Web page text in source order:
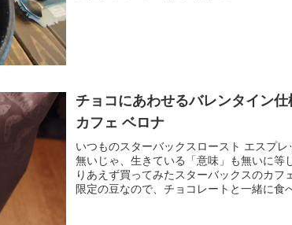
チョコにあわせるバレンタイン
カフェ ベロナ
いつものスターバックスロースト エスプ
無いじゃ、生きている「意味」も無いに等
りあえず買ってみたスターバックスのカフ
限定の豆なので、チョコレートと一緒に食